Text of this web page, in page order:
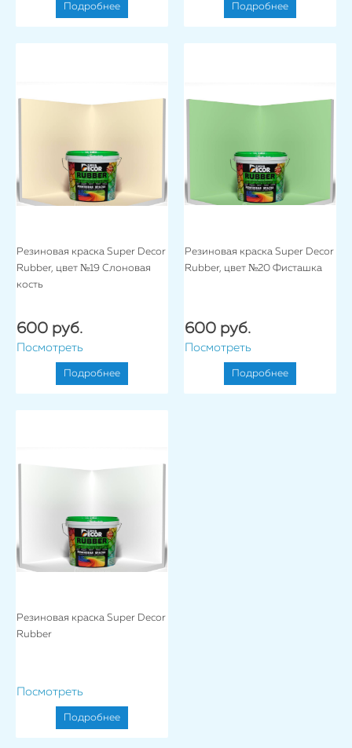
Подробнее Подробнее
Резиновая краска Super Decor
Rubber, цвет №19 Слоновая
кость
600 руб.
Посмотреть
Подробнее
Резиновая краска Super Decor
Rubber, цвет №20 Фисташка
600 руб.
Посмотреть
Подробнее
Резиновая краска Super Decor
Rubber
Посмотреть
Подробнее